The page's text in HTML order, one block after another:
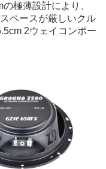
極薄設計により、
ペースが厳しいクル
2ウェイコンポー